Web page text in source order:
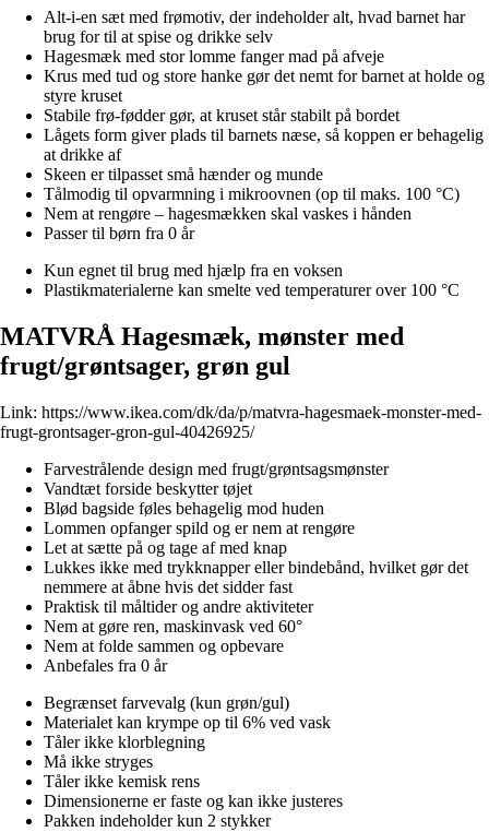
Alt-i-en sæt med frømotiv, der indeholder alt, hvad barnet har
brug for til at spise og drikke selv
Hagesmæk med stor lomme fanger mad på afveje
Krus med tud og store hanke gør det nemt for barnet at holde og
styre kruset
Stabile frø-fødder gør, at kruset står stabilt på bordet
Lågets form giver plads til barnets næse, så koppen er behagelig
at drikke af
Skeen er tilpasset små hænder og munde
Tålmodig til opvarmning i mikroovnen (op til maks. 100 °C)
Nem at rengøre – hagesmækken skal vaskes i hånden
Passer til børn fra 0 år
Kun egnet til brug med hjælp fra en voksen
Plastikmaterialerne kan smelte ved temperaturer over 100 °C
MATVRÅ Hagesmæk, mønster med
frugt/grøntsager, grøn gul
Link: https://www.ikea.com/dk/da/p/matvra-hagesmaek-monster-med-
frugt-grontsager-gron-gul-40426925/
Farvestrålende design med frugt/grøntsagsmønster
Vandtæt forside beskytter tøjet
Blød bagside føles behagelig mod huden
Lommen opfanger spild og er nem at rengøre
Let at sætte på og tage af med knap
Lukkes ikke med trykknapper eller bindebånd, hvilket gør det
nemmere at åbne hvis det sidder fast
Praktisk til måltider og andre aktiviteter
Nem at gøre ren, maskinvask ved 60°
Nem at folde sammen og opbevare
Anbefales fra 0 år
Begrænset farvevalg (kun grøn/gul)
Materialet kan krympe op til 6% ved vask
Tåler ikke klorblegning
Må ikke stryges
Tåler ikke kemisk rens
Dimensionerne er faste og kan ikke justeres
Pakken indeholder kun 2 stykker